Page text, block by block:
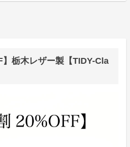
】栃木レザー製【TIDY-Cla